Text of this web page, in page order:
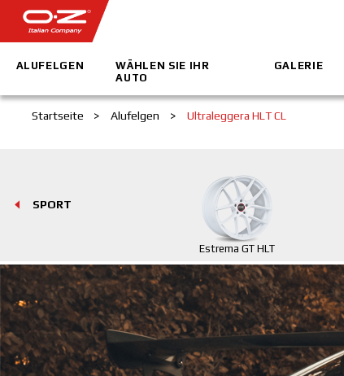
ALUFELGEN
WÄHLEN SIE IHR
AUTO
GALERIE
Startseite > Alufelgen > Ultraleggera HLT CL
Estrema GT HLT
SPORT